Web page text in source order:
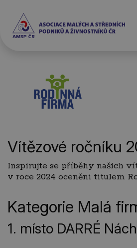
Vítězové ročníku
Inspirujte se příběhy našich
v roce 2024 oceněni titulem
Kategorie Malá
1. místo DARRÉ